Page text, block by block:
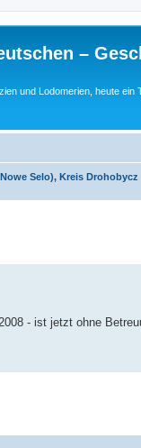
–
und Lodomerien, heute ein
Selo), Kreis Drohobycz
- ist jetzt ohne